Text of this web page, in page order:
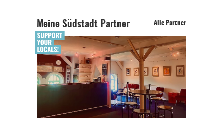
Meine Südstadt Partner Alle Partner